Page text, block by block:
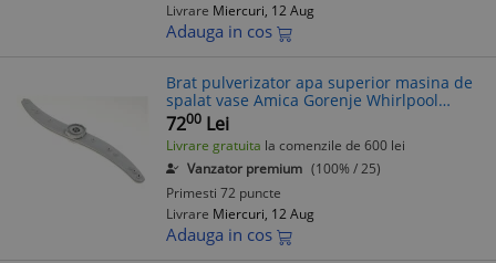
Livrare Miercuri, 12 Aug
Adauga in cos
Brat pulverizator apa superior masina de
spalat vase Amica Gorenje Whirlpool
original piesa schimb 152806
482000022687
7200 Lei
Livrare gratuita la comenzile de 600 lei
Vanzator premium (100% / 25)
Primesti 72 puncte
Livrare Miercuri, 12 Aug
Adauga in cos